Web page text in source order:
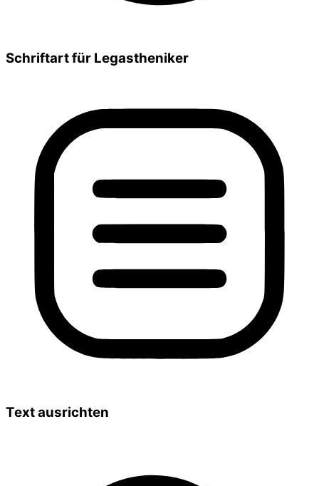
Schriftart für Legastheniker
Text ausrichten